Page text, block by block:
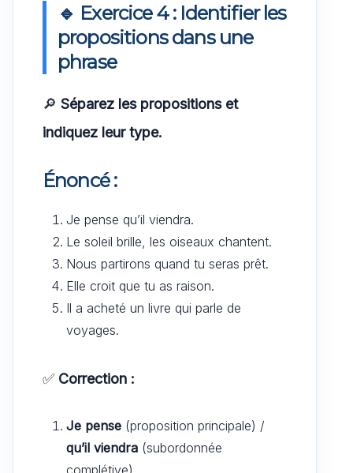
🔹 Exercice 4 : Identifier les
propositions dans une
phrase
🔎 Séparez les propositions et
indiquez leur type.
Énoncé :
Je pense qu’il viendra.
Le soleil brille, les oiseaux chantent.
Nous partirons quand tu seras prêt.
Elle croit que tu as raison.
Il a acheté un livre qui parle de
voyages.
✅ Correction :
Je pense (proposition principale) /
qu’il viendra (subordonnée
complétive).